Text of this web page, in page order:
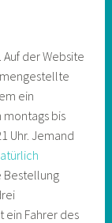
der Website
ein
bis
Uhr. Jemand
Bestellung
ein Fahrer des